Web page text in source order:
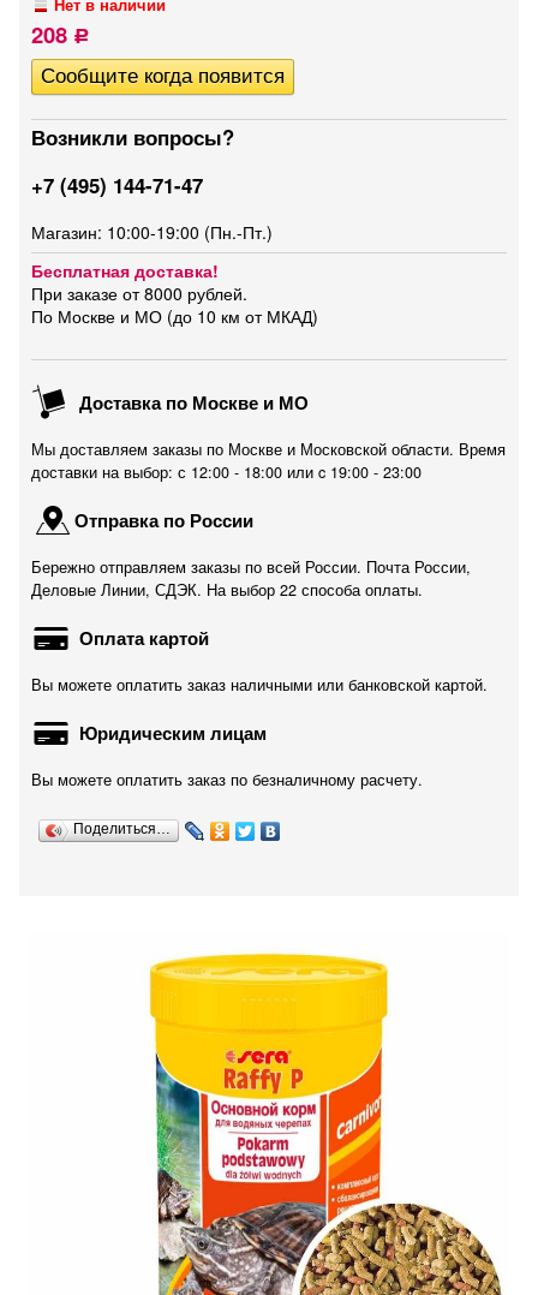
Нет в наличии
208 Р
Возникли вопросы?
+7 (495) 144-71-47
Магазин: 10:00-19:00 (Пн.-Пт.)
Бесплатная доставка!
При заказе от 8000 рублей.
По Москве и МО (до 10 км от МКАД)
Доставка по Москве и МО
Мы доставляем заказы по Москве и Московской области. Время
доставки на выбор: с 12:00 - 18:00 или c 19:00 - 23:00
Отправка по России
Бережно отправляем заказы по всей России. Почта России,
Деловые Линии, СДЭК. На выбор 22 способа оплаты.
Оплата картой
Вы можете оплатить заказ наличными или банковской картой.
Юридическим лицам
Вы можете оплатить заказ по безналичному расчету.
Поделиться…